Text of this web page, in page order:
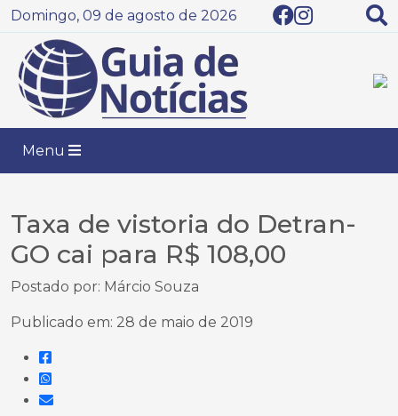
Domingo, 09 de agosto de 2026
Menu
Taxa de vistoria do Detran-
GO cai para R$ 108,00
Postado por: Márcio Souza
Publicado em: 28 de maio de 2019